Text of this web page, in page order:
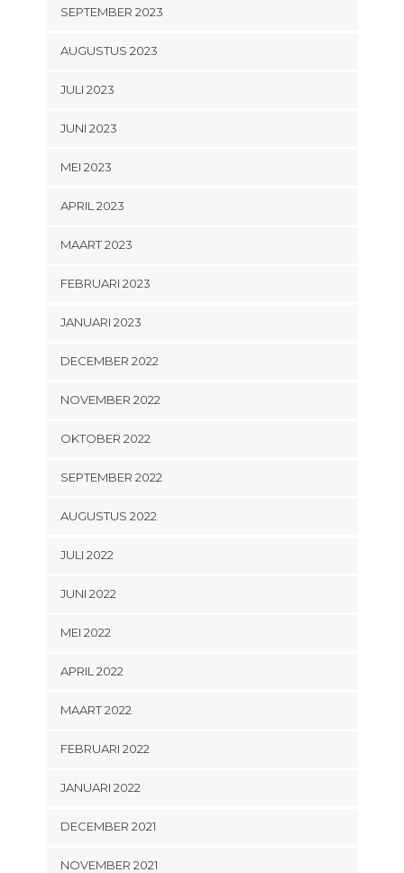
SEPTEMBER 2023
AUGUSTUS 2023
JULI 2023
JUNI 2023
MEI 2023
APRIL 2023
MAART 2023
FEBRUARI 2023
JANUARI 2023
DECEMBER 2022
NOVEMBER 2022
OKTOBER 2022
SEPTEMBER 2022
AUGUSTUS 2022
JULI 2022
JUNI 2022
MEI 2022
APRIL 2022
MAART 2022
FEBRUARI 2022
JANUARI 2022
DECEMBER 2021
NOVEMBER 2021